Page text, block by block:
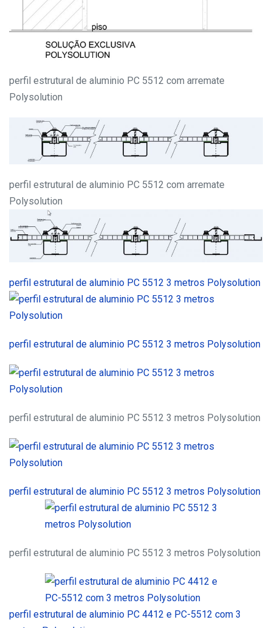
perfil estrutural de aluminio PC 5512 com arremate
Polysolution
perfil estrutural de aluminio PC 5512 com arremate
Polysolution
perfil estrutural de aluminio PC 5512 3 metros Polysolution
perfil estrutural de aluminio PC 5512 3 metros Polysolution
perfil estrutural de aluminio PC 5512 3 metros Polysolution
perfil estrutural de aluminio PC 5512 3 metros Polysolution
perfil estrutural de aluminio PC 5512 3 metros Polysolution
perfil estrutural de aluminio PC 4412 e PC-5512 com 3